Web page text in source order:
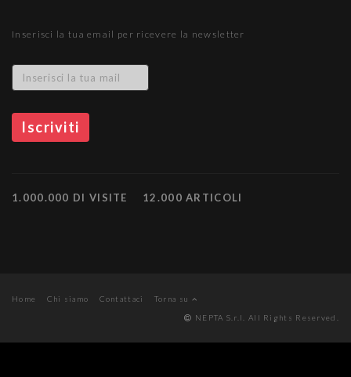
Inserisci la tua email per ricevere la newsletter
1.000.000 DI VISITE 12.000 ARTICOLI
Home Chi siamo Contattaci
Torna su
NEPTA S.r.l. All Rights Reserved.